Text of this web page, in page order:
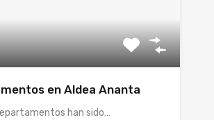
en Aldea Ananta
han sido…